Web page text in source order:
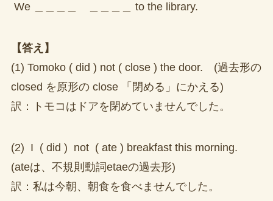
We ＿＿＿＿ ＿＿＿＿ to the library.
【答え】
(1) Tomoko ( did ) not ( close ) the door. (過去形の
closed を原形の close 「閉める」にかえる)
訳：トモコはドアを閉めていませんでした。
(2) I ( did ) not ( ate ) breakfast this morning.
(ateは、不規則動詞etaeの過去形)
訳：私は今朝、朝食を食べませんでした。